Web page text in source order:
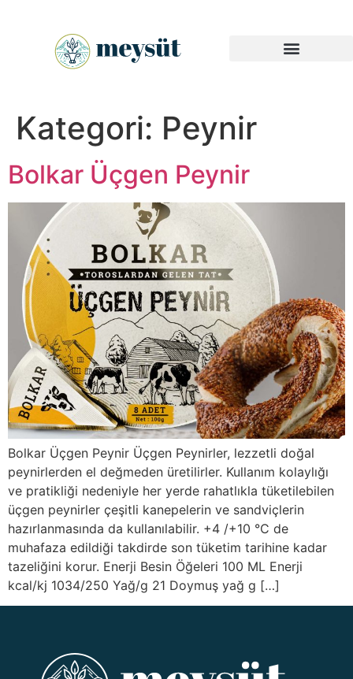
Kategori: Peynir
Bolkar Üçgen Peynir
Bolkar Üçgen Peynir Üçgen Peynirler, lezzetli doğal
peynirlerden el değmeden üretilirler. Kullanım kolaylığı
ve pratikliği nedeniyle her yerde rahatlıkla tüketilebilen
üçgen peynirler çeşitli kanepelerin ve sandviçlerin
hazırlanmasında da kullanılabilir. +4 /+10 °C de
muhafaza edildiği takdirde son tüketim tarihine kadar
tazeliğini korur. Enerji Besin Öğeleri 100 ML Enerji
kcal/kj 1034/250 Yağ/g 21 Doymuş yağ g […]